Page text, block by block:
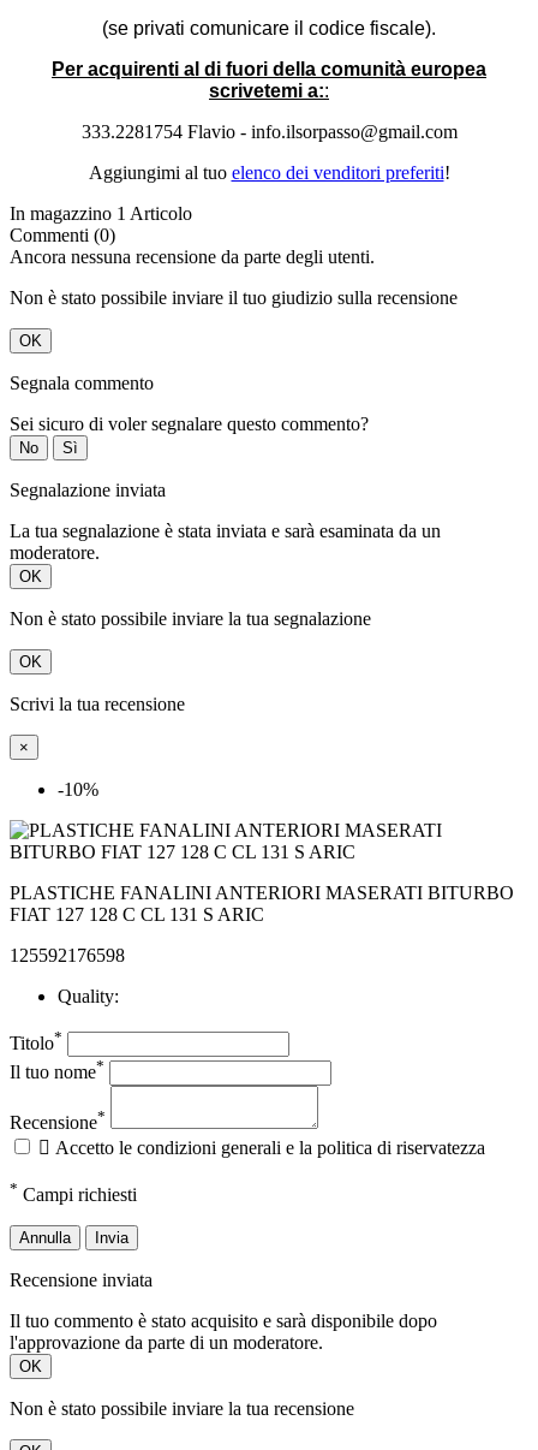
(se privati comunicare il codice fiscale).
Per acquirenti al di fuori della comunità europea
scrivetemi a::
333.2281754 Flavio - info.ilsorpasso@gmail.com
Aggiungimi al tuo elenco dei venditori preferiti!
In magazzino 1 Articolo
Commenti (0)
Ancora nessuna recensione da parte degli utenti.
Non è stato possibile inviare il tuo giudizio sulla recensione
OK
Segnala commento
Sei sicuro di voler segnalare questo commento?
No Sì
Segnalazione inviata
La tua segnalazione è stata inviata e sarà esaminata da un
moderatore.
OK
Non è stato possibile inviare la tua segnalazione
OK
Scrivi la tua recensione
×
-10%
PLASTICHE FANALINI ANTERIORI MASERATI BITURBO
FIAT 127 128 C CL 131 S ARIC
125592176598
Quality:
Titolo*
Il tuo nome*
Recensione*
 Accetto le condizioni generali e la politica di riservatezza
* Campi richiesti
Annulla Invia
Recensione inviata
Il tuo commento è stato acquisito e sarà disponibile dopo
l'approvazione da parte di un moderatore.
OK
Non è stato possibile inviare la tua recensione